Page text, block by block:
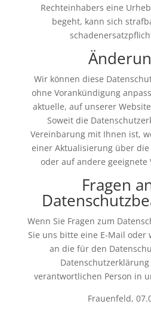
Rechteinhabers eine
begeht, kann sich
Wir können diese
ohne Vorankündigung
aktuelle, auf unserer
Soweit die
Vereinbarung mit Ihnen ist,
einer Aktualisierung über
oder auf andere
Fragen
Wenn Sie Fragen zum
Sie uns bitte eine E-Mail oder
an die für den
verantwortlichen Person in
Frauenfeld,